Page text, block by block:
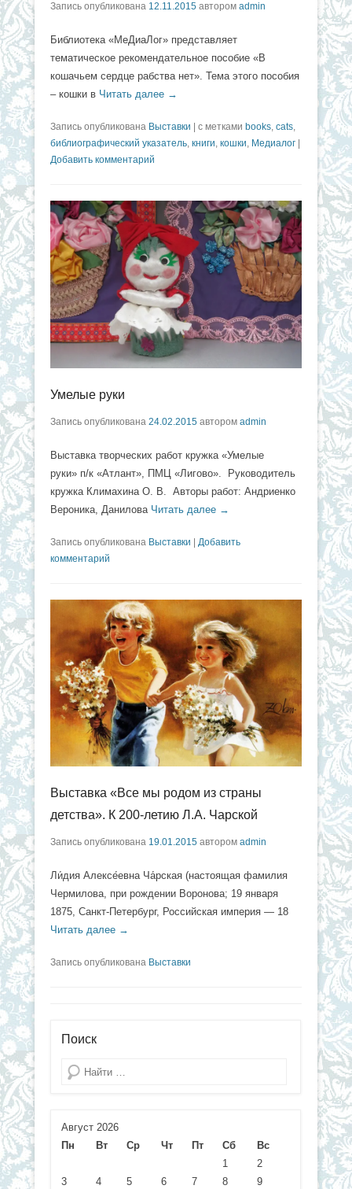
Запись опубликована 12.11.2015 автором admin
Библиотека «МеДиаЛог» представляет
тематическое рекомендательное пособие «В
кошачьем сердце рабства нет». Тема этого пособия
– кошки в Читать далее →
Запись опубликована Выставки | с метками books cats
библиографический указатель книги кошки Медиалог |
Добавить комментарий
Умелые руки
Запись опубликована 24.02.2015 автором admin
Выставка творческих работ кружка «Умелые
руки» п/к «Атлант», ПМЦ «Лигово». Руководитель
кружка Климахина О. В. Авторы работ: Андриенко
Вероника, Данилова Читать далее →
Запись опубликована Выставки | Добавить
комментарий
Выставка «Все мы родом из страны
детства». К 200-летию Л.А. Чарской
Запись опубликована 19.01.2015 автором admin
Ли́дия Алексе́евна Ча́рская (настоящая фамилия
Чермилова, при рождении Воронова; 19 января
1875, Санкт-Петербург, Российская империя — 18
Читать далее →
Запись опубликована Выставки
Поиск
Поиск
Август 2026
Пн
Вт Ср Чт Пт Сб
Вс
1
2
3
4 5 6 7 8
9